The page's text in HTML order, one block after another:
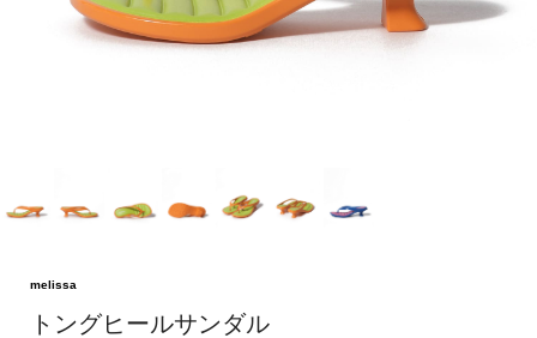
melissa
トングヒールサンダル